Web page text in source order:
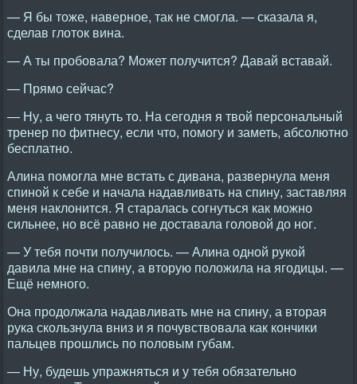
— Я бы тоже, наверное, так не смогла. — сказала я,
сделав глоток вина.
— А ты пробовала? Может получится? Давай вставай.
— Прямо сейчас?
— Ну, а чего тянуть то. На сегодня я твой персональный
тренер по фитнесу, если что, помогу и заметь, абсолютно
бесплатно.
Алина помогла мне встать с дивана, развернула меня
спиной к себе и начала надавливать на спину, заставляя
меня наклонится. Я старалась согнуться как можно
сильнее, но всё равно не доставала головой до ног.
— У тебя почти получилось. — Алина одной рукой
давила мне на спину, а вторую положила на ягодицы. —
Ещё немного.
Она продолжала надавливать мне на спину, а вторая
рука скользнула вниз и я почувствовала как кончики
пальцев прошлись по половым губам.
— Ну, будешь упражняться и у тебя обязательно